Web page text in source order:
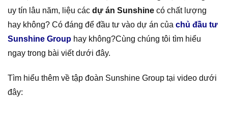
uy tín lâu năm, liệu các dự án Sunshine có chất lượng
hay không? Có đáng để đầu tư vào dự án của chủ đầu tư
Sunshine Group hay không?Cùng chúng tôi tìm hiểu
ngay trong bài viết dưới đây.
Tìm hiểu thêm về tập đoàn Sunshine Group tại video dưới
đây: